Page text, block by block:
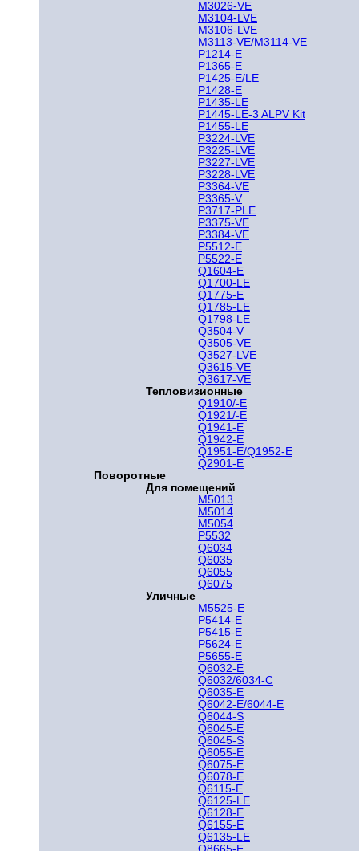
M3026-VE
M3104-LVE
M3106-LVE
M3113-VE/M3114-VE
P1214-E
P1365-E
P1425-E/LE
P1428-E
P1435-LE
P1445-LE-3 ALPV Kit
P1455-LE
P3224-LVE
P3225-LVE
P3227-LVE
P3228-LVE
P3364-VE
P3365-V
P3717-PLE
P3375-VE
P3384-VE
P5512-E
P5522-E
Q1604-E
Q1700-LE
Q1775-E
Q1785-LE
Q1798-LE
Q3504-V
Q3505-VE
Q3527-LVE
Q3615-VE
Q3617-VE
Тепловизионные
Q1910/-E
Q1921/-E
Q1941-E
Q1942-E
Q1951-E/Q1952-E
Q2901-E
Поворотные
Для помещений
M5013
M5014
M5054
P5532
Q6034
Q6035
Q6055
Q6075
Уличные
M5525-E
P5414-E
P5415-E
P5624-E
P5655-E
Q6032-E
Q6032/6034-C
Q6035-E
Q6042-E/6044-E
Q6044-S
Q6045-E
Q6045-S
Q6055-E
Q6075-E
Q6078-E
Q6115-E
Q6125-LE
Q6128-E
Q6155-E
Q6135-LE